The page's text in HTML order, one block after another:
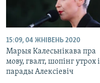
15:09, 04 ЖНІВЕНЬ 2020
Марыя Калесьнікава пра
мову, гвалт, шопінг утрох і
парады Алексіевіч